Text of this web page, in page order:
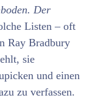
Der
Listen – oft
Ray Bradbury
sie
und einen
zu verfassen.